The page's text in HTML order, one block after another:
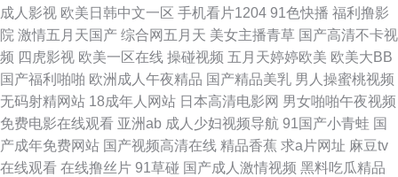
人AV影音 成人α在线 福利网址导航 韩国伊人网 国产精品淫秽视频 97超碰源
国产性爱第一页 国产搡女人高潮 丁香五月影院 草草浮力影院线 波多野快播
www在线日本 av福利区 99热精品在这里 91粉色情人 97福利射 97色网 欧洲
成人ab 黑料老湿机 久草国产在线 国产综合18P 美女含羞草 久草欧美 日韩无
成人影视 欧美日韩中文一区 手机看片1204 91色快播 福利撸影
院 激情五月天国产 综合网五月天 美女主播青草 国产高清不卡视
频 四虎影视 欧美一区在线 操碰视频 五月天婷婷欧美 欧美大BB
国产福利啪啪 欧洲成人午夜精品 国产精品美乳 男人操蜜桃视频
无码射精网站 18成年人网站 日本高清电影网 男女啪啪午夜视频
免费电影在线观看 亚洲ab 成人少妇视频导航 91国产小青蛙 国
产成年免费网站 国产视频高清在线 精品香蕉 求a片网址 麻豆tv
在线观看 在线撸丝片 91草碰 国产成人激情视频 黑料吃瓜精品